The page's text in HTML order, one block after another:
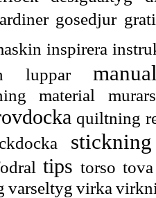
gosedjur
inspirera
luppar
material
quiltning
stickning
tips torso tova
varseltyg virka